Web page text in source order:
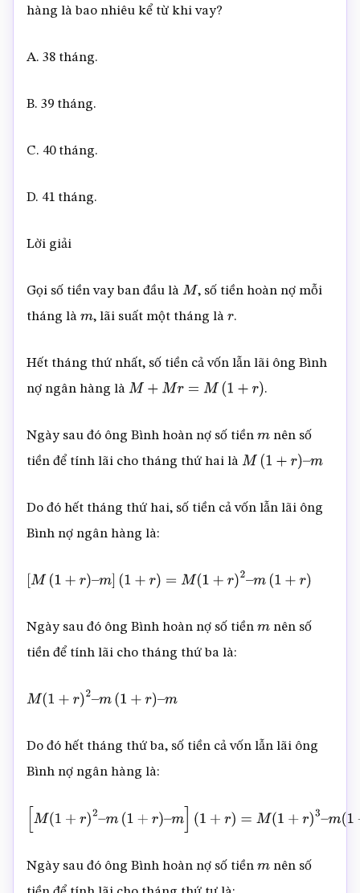
hàng là bao nhiêu kể từ khi vay?
A. 38 tháng.
B. 39 tháng.
C. 40 tháng.
D. 41 tháng.
Lời giải
Gọi số tiền vay ban đầu là M , số tiền hoàn nợ mỗi
tháng là m, lãi suất một tháng là r .
Hết tháng thứ nhất, số tiền cả vốn lẫn lãi ông Bình
nợ ngân hàng là M+ M r= M(1 +r) .
Ngày sau đó ông Bình hoàn nợ số tiền mnên số
tiền để tính lãi cho tháng thứ hai là M( 1+ ) –m
Do đó hết tháng thứ hai, số tiền cả vốn lẫn lãi ông
Bình nợ ngân hàng là:
[M 1+ r – m (1+r) = M (1 +r )2– m 1 + r)
Ngày sau đó ông Bình hoàn nợ số tiền mnên số
tiền để tính lãi cho tháng thứ ba là:
M( 1+ r 2 –m (1+r) m
Do đó hết tháng thứ ba, số tiền cả vốn lẫn lãi ông
Bình nợ ngân hàng là:
M( 1+ r) 2–m 1+ r)– m ] (1 +r) =M 1 + r 3– m( 1+ r) 2–m 1+r)
Ngày sau đó ông Bình hoàn nợ số tiền mnên số